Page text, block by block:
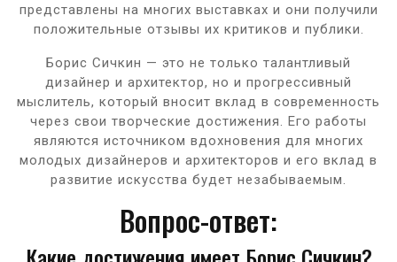
представлены на многих выставках и они получили
положительные отзывы их критиков и публики.
Борис Сичкин — это не только талантливый
дизайнер и архитектор, но и прогрессивный
мыслитель, который вносит вклад в современность
через свои творческие достижения. Его работы
являются источником вдохновения для многих
молодых дизайнеров и архитекторов и его вклад в
развитие искусства будет незабываемым.
Вопрос-ответ: